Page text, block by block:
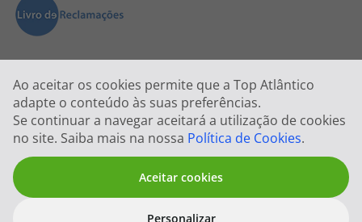
Ao aceitar os cookies permite que a Top Atlântico
adapte o conteúdo às suas preferências.
Se continuar a navegar aceitará a utilização de cookies
no site. Saiba mais na nossa Política de Cookies.
Aceitar cookies
Personalizar
2026 © Todos os direitos reservados:Top Atlântico, Viagens e Turismo